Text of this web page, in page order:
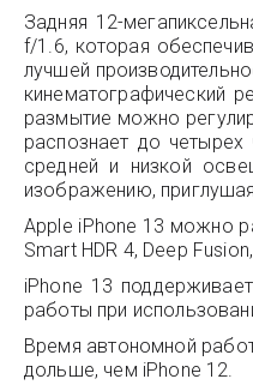
Задняя 12-
f/1.6, которая
лучшей
кинематографический
размытие можно
распознает до
средней и низкой
изображению,
Apple iPhone 13 можно
Smart HDR 4, Deep
iPhone 13
работы при
Время автономной
дольше, чем iPhone 12.